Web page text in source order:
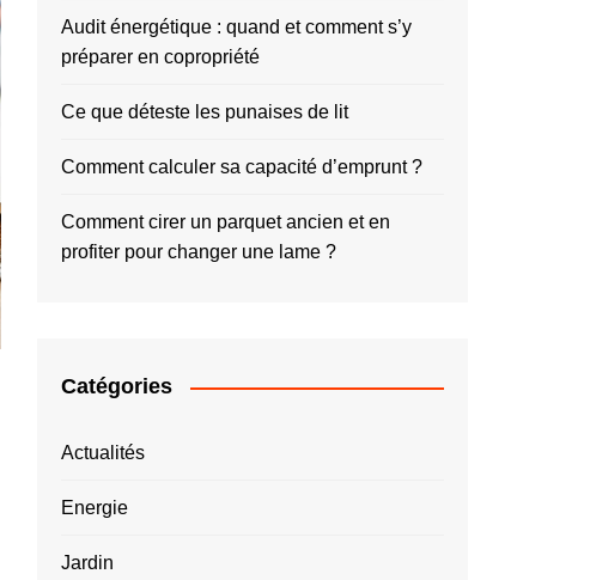
Audit énergétique : quand et comment s’y
préparer en copropriété
Ce que déteste les punaises de lit
Comment calculer sa capacité d’emprunt ?
Comment cirer un parquet ancien et en
profiter pour changer une lame ?
Catégories
Actualités
Energie
Jardin